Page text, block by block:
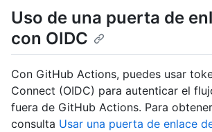
Uso de una puerta de
con OIDC
Con GitHub Actions, puedes usar
Connect (OIDC) para autenticar el
fuera de GitHub Actions. Para
consulta Usar una puerta de enlace